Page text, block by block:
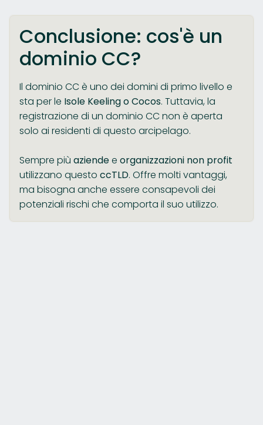
Conclusione: cos'è un
dominio CC?
Il dominio CC è uno dei domini di primo livello e
sta per le Isole Keeling o Cocos. Tuttavia, la
registrazione di un dominio CC non è aperta
solo ai residenti di questo arcipelago.
Sempre più aziendee organizzazioni non profit
utilizzano questo ccTLD. Offre molti vantaggi,
ma bisogna anche essere consapevoli dei
potenziali rischi che comporta il suo utilizzo.